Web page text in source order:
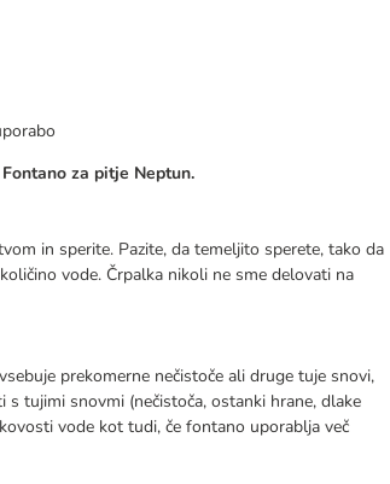
za pitje Neptun.
in sperite. Pazite, da temeljito sperete, tako da
vode. Črpalka nikoli ne sme delovati na
prekomerne nečistoče ali druge tuje snovi,
tujimi snovmi (nečistoča, ostanki hrane, dlake
vode kot tudi, če fontano uporablja več